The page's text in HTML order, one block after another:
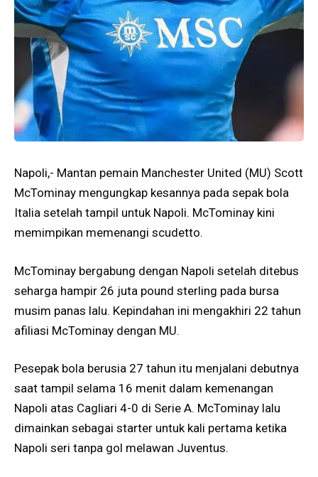
Napoli,- Mantan pemain Manchester United (MU) Scott
McTominay mengungkap kesannya pada sepak bola
Italia setelah tampil untuk Napoli. McTominay kini
memimpikan memenangi scudetto.
McTominay bergabung dengan Napoli setelah ditebus
seharga hampir 26 juta pound sterling pada bursa
musim panas lalu. Kepindahan ini mengakhiri 22 tahun
afiliasi McTominay dengan MU.
Pesepak bola berusia 27 tahun itu menjalani debutnya
saat tampil selama 16 menit dalam kemenangan
Napoli atas Cagliari 4-0 di Serie A. McTominay lalu
dimainkan sebagai starter untuk kali pertama ketika
Napoli seri tanpa gol melawan Juventus.